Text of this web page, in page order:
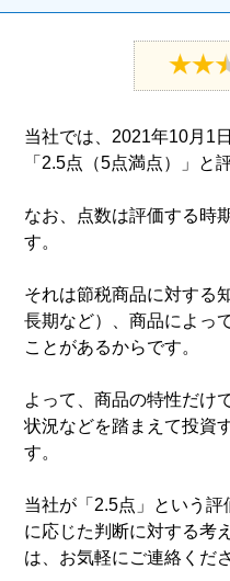
当社では、2021年10月1
「2.5点（5点満点）」と
なお、点数は評価する時
す。
それは節税商品に対する
長期など）、商品によっ
ことがあるからです。
よって、商品の特性だけ
状況などを踏まえて投資
す。
当社が「2.5点」という
に応じた判断に対する考
は、お気軽にご連絡くだ